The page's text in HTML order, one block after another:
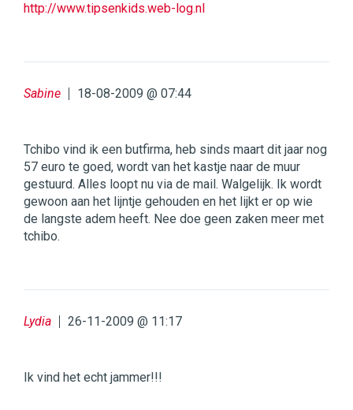
http://www.tipsenkids.web-log.nl
Sabine 18-08-2009 @ 07:44
Tchibo vind ik een butfirma, heb sinds maart dit jaar nog
57 euro te goed, wordt van het kastje naar de muur
gestuurd. Alles loopt nu via de mail. Walgelijk. Ik wordt
gewoon aan het lijntje gehouden en het lijkt er op wie
de langste adem heeft. Nee doe geen zaken meer met
tchibo.
Lydia 26-11-2009 @ 11:17
Ik vind het echt jammer!!!